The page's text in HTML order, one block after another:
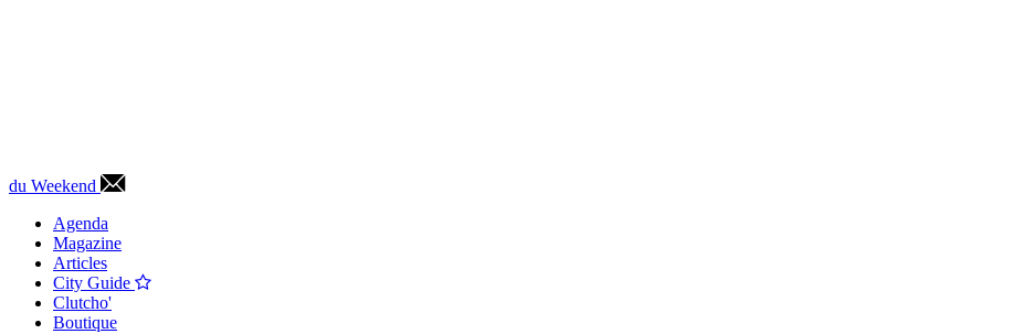
du Weekend
Agenda
Magazine
Articles
City Guide
Clutcho'
Boutique